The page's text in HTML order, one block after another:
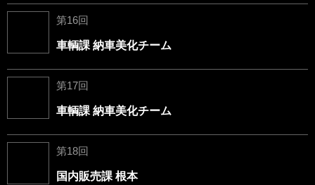
第16回
車輌課 納車美化チーム
第17回
車輌課 納車美化チーム
第18回
国内販売課 根本